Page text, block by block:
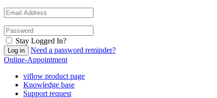
Stay Logged In?
Need a password reminder?
Online-Appointment
viflow product page
Knowledge base
Support request